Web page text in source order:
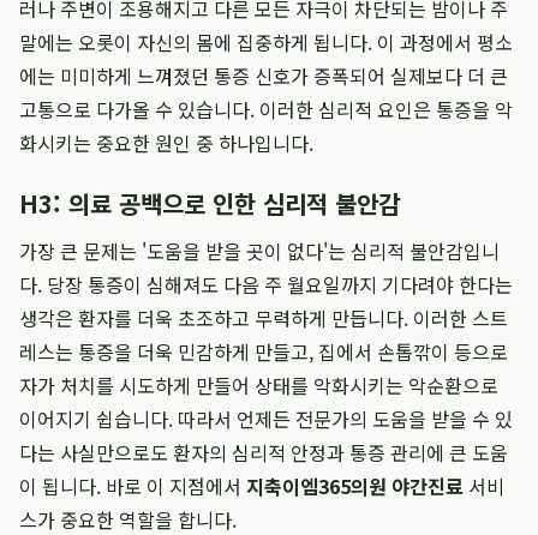
러나 주변이 조용해지고 다른 모든 자극이 차단되는 밤이나 주
말에는 오롯이 자신의 몸에 집중하게 됩니다. 이 과정에서 평소
에는 미미하게 느껴졌던 통증 신호가 증폭되어 실제보다 더 큰
고통으로 다가올 수 있습니다. 이러한 심리적 요인은 통증을 악
화시키는 중요한 원인 중 하나입니다.
H3: 의료 공백으로 인한 심리적 불안감
가장 큰 문제는 '도움을 받을 곳이 없다'는 심리적 불안감입니
다. 당장 통증이 심해져도 다음 주 월요일까지 기다려야 한다는
생각은 환자를 더욱 초조하고 무력하게 만듭니다. 이러한 스트
레스는 통증을 더욱 민감하게 만들고, 집에서 손톱깎이 등으로
자가 처치를 시도하게 만들어 상태를 악화시키는 악순환으로
이어지기 쉽습니다. 따라서 언제든 전문가의 도움을 받을 수 있
다는 사실만으로도 환자의 심리적 안정과 통증 관리에 큰 도움
이 됩니다. 바로 이 지점에서 지축이엠365의원 야간진료 서비
스가 중요한 역할을 합니다.